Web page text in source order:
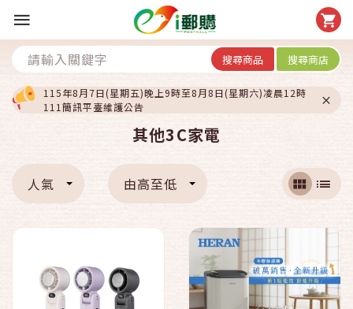
搜尋商品 搜尋商店
115年8月7日(星期五)晚上9時至8月8日(星期六)凌晨12時
111簡訊平臺維護公告
其他3C家電
人氣 由高至低